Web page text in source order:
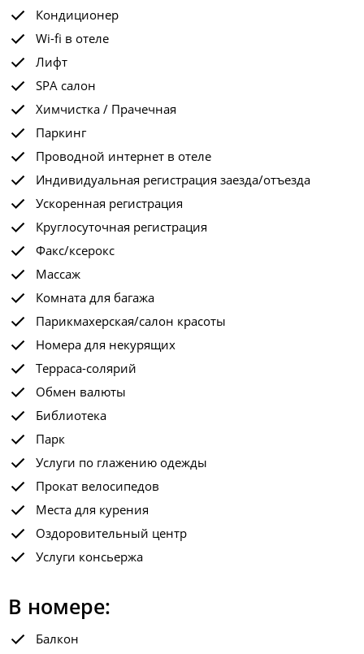
Кондиционер
Wi-fi в отеле
Лифт
SPA салон
Химчистка / Прачечная
Паркинг
Проводной интернет в отеле
Индивидуальная регистрация заезда/отъезда
Ускоренная регистрация
Круглосуточная регистрация
Факс/ксерокс
Массаж
Комната для багажа
Парикмахерская/салон красоты
Номера для некурящих
Терраса-солярий
Обмен валюты
Библиотека
Парк
Услуги по глажению одежды
Прокат велосипедов
Места для курения
Оздоровительный центр
Услуги консьержа
В номере:
Балкон